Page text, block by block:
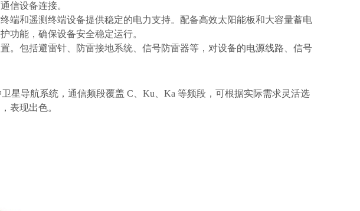
信设备连接。
端和遥测终端设备提供稳定的电力支持。配备高效太阳能板和大容量蓄电
功能，确保设备安全稳定运行。
。包括避雷针、防雷接地系统、信号防雷器等，对设备的电源线路、信号
卫星导航系统，通信频段覆盖 C、Ku、Ka 等频段，可根据实际需求灵活选
表现出色。